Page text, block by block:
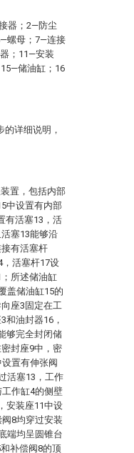
器；2—防尘
螺母；7—连接
；11—安装
储油缸；16
详细说明，
置，包括内部
中设置有内部
有活塞13，活
塞13能够沿
有活塞杆
，活塞杆17设
所述储油缸
盖储油缸15的
座3固定在工
和油封器16，
够完全封闭储
封座9中，密
置有伸张阀
活塞13，工作
作缸4的侧壁
安装座11中设
8均穿过安装
端均呈圆锥台
补偿阀8的顶